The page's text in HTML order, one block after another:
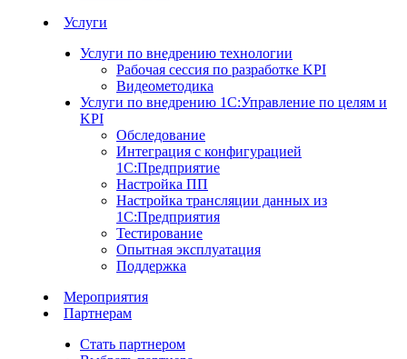
Услуги
Услуги по внедрению технологии
Рабочая сессия по разработке KPI
Видеометодика
Услуги по внедрению 1С:Управление по целям и
KPI
Обследование
Интеграция с конфигурацией
1С:Предприятие
Настройка ПП
Настройка трансляции данных из
1С:Предприятия
Тестирование
Опытная эксплуатация
Поддержка
Мероприятия
Партнерам
Стать партнером